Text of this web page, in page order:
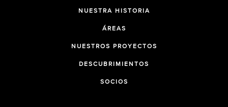
NUESTRA HISTORIA
ÁREAS
NUESTROS PROYECTOS
DESCUBRIMIENTOS
SOCIOS